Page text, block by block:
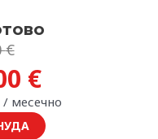
€
€.
€
€.
/ месечно